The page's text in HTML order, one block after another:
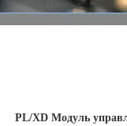
PL/XD Модуль